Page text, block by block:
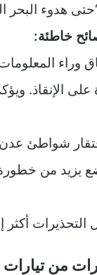
هدوء البحر
خاطئة:
وراء
على الإنقاذ.
شواطئ عدن
يزيد من
أكثر
من